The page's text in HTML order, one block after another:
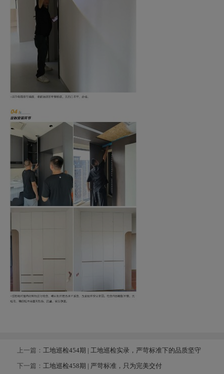
上一篇： 工地巡检454期 | 工地巡检实录，严苛标准下的品质坚守
下一篇： 工地巡检458期 | 严苛标准，只为完美交付